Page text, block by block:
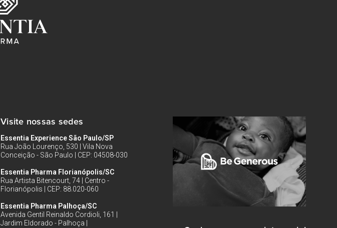
Visite nossas sedes
Essentia Experience São Paulo/SP
Rua João Lourenço, 530 | Vila Nova
Conceição - São Paulo | CEP: 04508-030
Essentia Pharma Florianópolis/SC
Rua Artista Bitencourt, 74 | Centro -
Florianópolis | CEP: 88.020-060
Essentia Pharma Palhoça/SC
Avenida Gentil Reinaldo Cordioli, 161 |
Jardim Eldorado - Palhoça |